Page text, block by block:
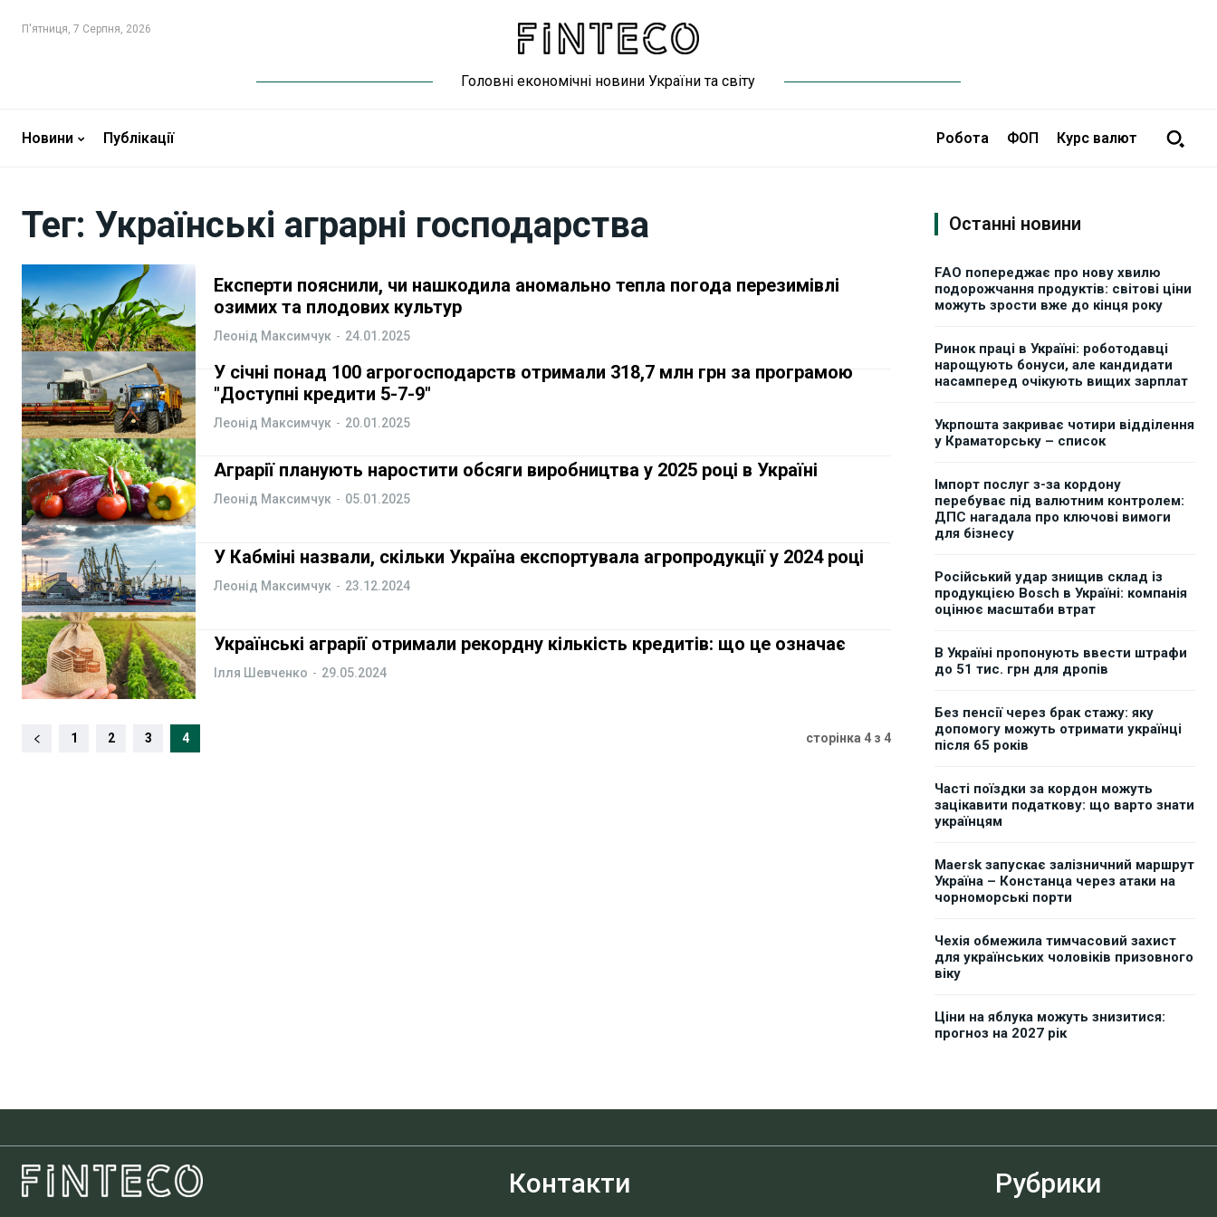
Бізнес
Валютний ринок
Криптовалюта
Робота і освіта
Публікації
ФОП
Курс валют
Ми в соц. мережах
Бізнес
Валютний ринок
Криптовалюта
Робота і освіта
Публікації
ФОП
Курс валют
Ми в соц. мережах
П'ятниця, 7 Серпня, 2026
Головні економічні новини України та світу
Новини Публікації Робота ФОП Курс валют
Тег: Українські аграрні господарства
Експерти пояснили, чи нашкодила аномально тепла погода перезимівлі
озимих та плодових культур
Леонід Максимчук - 24.01.2025
У січні понад 100 агрогосподарств отримали 318,7 млн грн за програмою
"Доступні кредити 5-7-9"
Леонід Максимчук - 20.01.2025
Аграрії планують наростити обсяги виробництва у 2025 році в Україні
Леонід Максимчук - 05.01.2025
У Кабміні назвали, скільки Україна експортувала агропродукції у 2024 році
Леонід Максимчук - 23.12.2024
Українські аграрії отримали рекордну кількість кредитів: що це означає
Ілля Шевченко - 29.05.2024
1 2 3 4 сторінка 4 з 4
Останні новини
FAO попереджає про нову хвилю
подорожчання продуктів: світові ціни
можуть зрости вже до кінця року
Ринок праці в Україні: роботодавці
нарощують бонуси, але кандидати
насамперед очікують вищих зарплат
Укрпошта закриває чотири відділення
у Краматорську – список
Імпорт послуг з-за кордону
перебуває під валютним контролем:
ДПС нагадала про ключові вимоги
для бізнесу
Російський удар знищив склад із
продукцією Bosch в Україні: компанія
оцінює масштаби втрат
В Україні пропонують ввести штрафи
до 51 тис. грн для дропів
Без пенсії через брак стажу: яку
допомогу можуть отримати українці
після 65 років
Часті поїздки за кордон можуть
зацікавити податкову: що варто знати
українцям
Maersk запускає залізничний маршрут
Україна – Констанца через атаки на
чорноморські порти
Чехія обмежила тимчасовий захист
для українських чоловіків призовного
віку
Ціни на яблука можуть знизитися:
прогноз на 2027 рік
Контакти Рубрики